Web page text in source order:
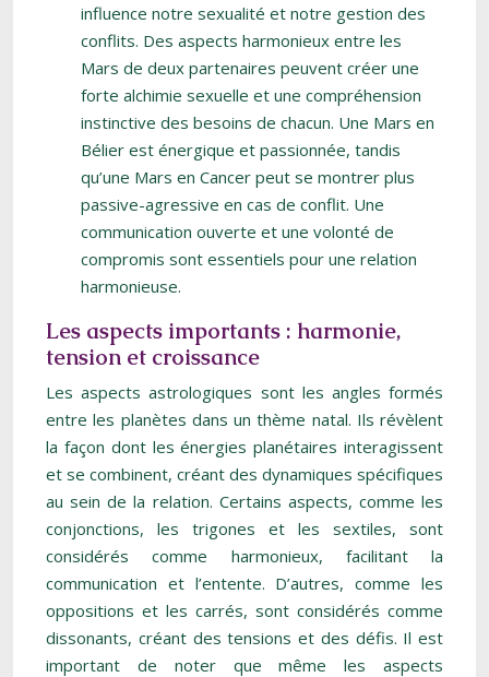
influence notre sexualité et notre gestion des
conflits. Des aspects harmonieux entre les
Mars de deux partenaires peuvent créer une
forte alchimie sexuelle et une compréhension
instinctive des besoins de chacun. Une Mars en
Bélier est énergique et passionnée, tandis
qu’une Mars en Cancer peut se montrer plus
passive-agressive en cas de conflit. Une
communication ouverte et une volonté de
compromis sont essentiels pour une relation
harmonieuse.
Les aspects importants : harmonie,
tension et croissance
Les aspects astrologiques sont les angles formés
entre les planètes dans un thème natal. Ils révèlent
la façon dont les énergies planétaires interagissent
et se combinent, créant des dynamiques spécifiques
au sein de la relation. Certains aspects, comme les
conjonctions, les trigones et les sextiles, sont
considérés comme harmonieux, facilitant la
communication et l’entente. D’autres, comme les
oppositions et les carrés, sont considérés comme
dissonants, créant des tensions et des défis. Il est
important de noter que même les aspects